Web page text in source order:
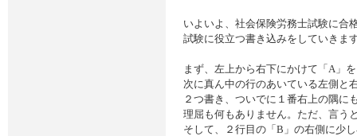
いよいよ、社会保険労務士試験に合
試験に役立つ書き込みをしていきま
まず、左上から右下にかけて「A」
次に真ん中の行のあいている左側と
２つ書き、ついでに１番右上の隅に
理屈も何もありません。ただ、言う
そして、２行目の「B」の右側に少